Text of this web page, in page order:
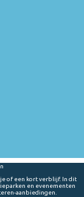
of een kort verblijf. In dit
en evenementen
aanbiedingen.